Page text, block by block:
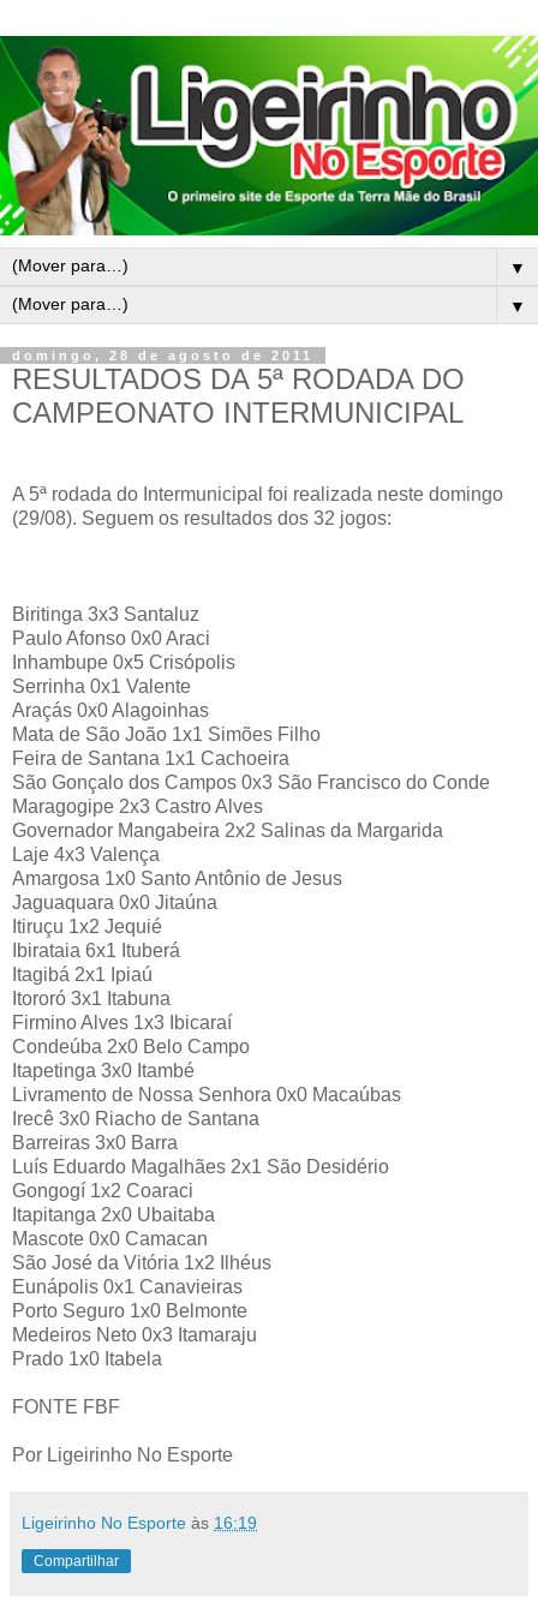
▼
▼
domingo, 28 de agosto de 2011
RESULTADOS DA 5ª RODADA DO
CAMPEONATO INTERMUNICIPAL
A 5ª rodada do Intermunicipal foi realizada neste domingo
(29/08). Seguem os resultados dos 32 jogos:
Biritinga 3x3 Santaluz
Paulo Afonso 0x0 Araci
Inhambupe 0x5 Crisópolis
Serrinha 0x1 Valente
Araçás 0x0 Alagoinhas
Mata de São João 1x1 Simões Filho
Feira de Santana 1x1 Cachoeira
São Gonçalo dos Campos 0x3 São Francisco do Conde
Maragogipe 2x3 Castro Alves
Governador Mangabeira 2x2 Salinas da Margarida
Laje 4x3 Valença
Amargosa 1x0 Santo Antônio de Jesus
Jaguaquara 0x0 Jitaúna
Itiruçu 1x2 Jequié
Ibirataia 6x1 Ituberá
Itagibá 2x1 Ipiaú
Itororó 3x1 Itabuna
Firmino Alves 1x3 Ibicaraí
Condeúba 2x0 Belo Campo
Itapetinga 3x0 Itambé
Livramento de Nossa Senhora 0x0 Macaúbas
Irecê 3x0 Riacho de Santana
Barreiras 3x0 Barra
Luís Eduardo Magalhães 2x1 São Desidério
Gongogí 1x2 Coaraci
Itapitanga 2x0 Ubaitaba
Mascote 0x0 Camacan
São José da Vitória 1x2 Ilhéus
Eunápolis 0x1 Canavieiras
Porto Seguro 1x0 Belmonte
Medeiros Neto 0x3 Itamaraju
Prado 1x0 Itabela
FONTE FBF
Por Ligeirinho No Esporte
Ligeirinho No Esporte às 16:19
Compartilhar